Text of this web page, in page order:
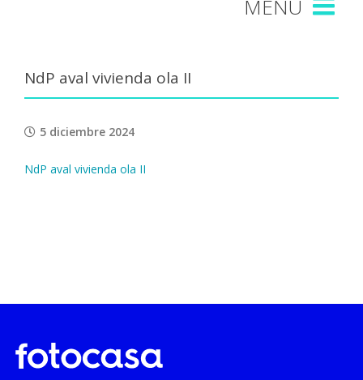
NdP aval vivienda ola II
5 diciembre 2024
NdP aval vivienda ola II